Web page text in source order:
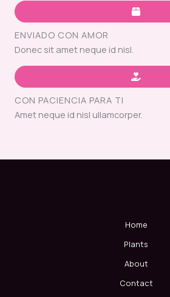
ENVIADO CON AMOR
Donec sit amet neque id nisl.
CON PACIENCIA PARA TI
Amet neque id nisl ullamcorper.
Home
Plants
About
Contact